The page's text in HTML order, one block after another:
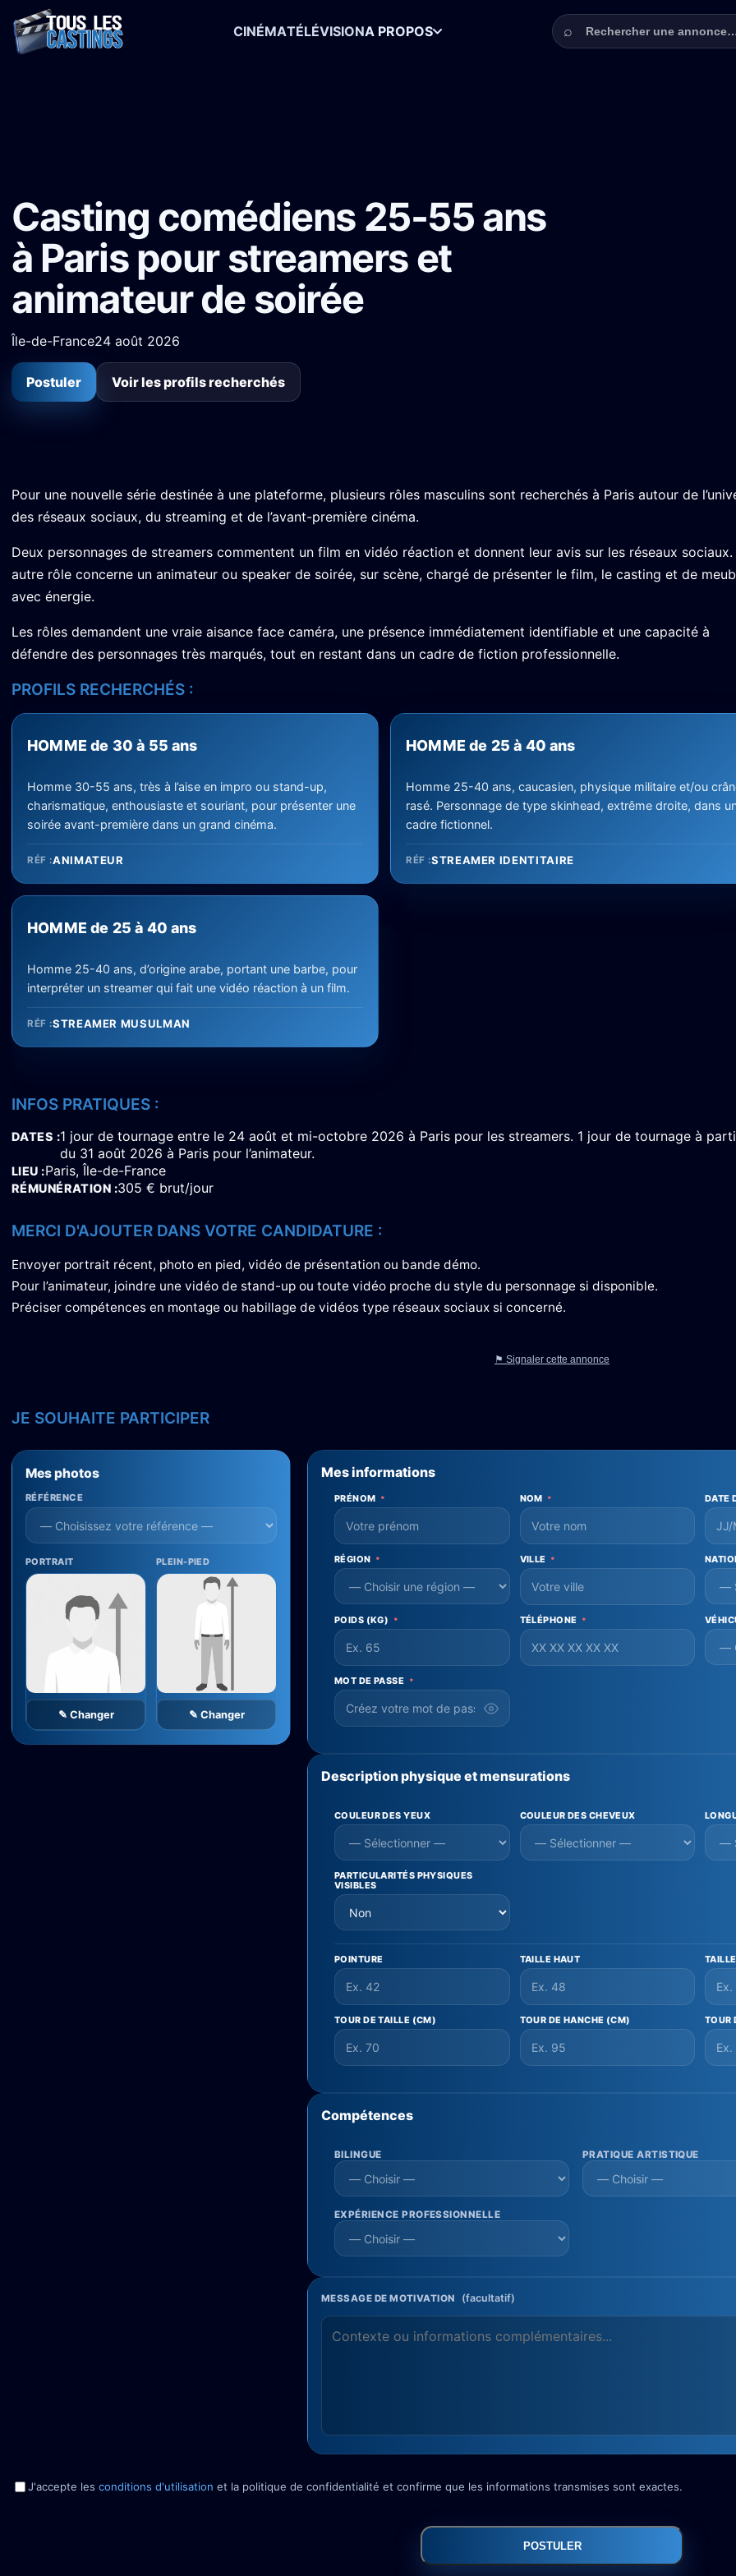
CINÉMATÉLÉVISIONA PROPOS Rechercher une annonce
⌕
Casting comédiens 25-55 ans
à Paris pour streamers et
animateur de soirée
Île-de-France24 août 2026
Postuler Voir les profils recherchés
Pour une nouvelle série destinée à une plateforme, plusieurs rôles masculins sont recherchés à Paris autour de
des réseaux sociaux, du streaming et de l’avant-première cinéma.
Deux personnages de streamers commentent un film en vidéo réaction et donnent leur avis sur les réseaux sociaux.
autre rôle concerne un animateur ou speaker de soirée, sur scène, chargé de présenter le film, le casting et de
avec énergie.
Les rôles demandent une vraie aisance face caméra, une présence immédiatement identifiable et une capacité à
défendre des personnages très marqués, tout en restant dans un cadre de fiction professionnelle.
PROFILS RECHERCHÉS :
HOMME de 30 à 55 ans
Homme 30-55 ans, très à l’aise en impro ou stand-up,
charismatique, enthousiaste et souriant, pour présenter une
soirée avant-première dans un grand cinéma.
RÉF :ANIMATEUR
HOMME de 25 à 40 ans
Homme 25-40 ans, caucasien, physique militaire et/ou
rasé. Personnage de type skinhead, extrême droite, dans
cadre fictionnel.
RÉF :STREAMER IDENTITAIRE
HOMME de 25 à 40 ans
Homme 25-40 ans, d’origine arabe, portant une barbe, pour
interpréter un streamer qui fait une vidéo réaction à un film.
RÉF :STREAMER MUSULMAN
INFOS PRATIQUES :
DATES 1 jour de tournage entre le 24 août et mi-octobre 2026 à Paris pour les streamers. 1 jour de tournage à
du 31 août 2026 à Paris pour l’animateur.
LIEU Paris, Île-de-France
RÉMUNÉRATION 305 € brut/jour
MERCI D'AJOUTER DANS VOTRE CANDIDATURE :
Envoyer portrait récent, photo en pied, vidéo de présentation ou bande démo.
Pour l’animateur, joindre une vidéo de stand-up ou toute vidéo proche du style du personnage si disponible.
Préciser compétences en montage ou habillage de vidéos type réseaux sociaux si concerné.
⚑ Signaler cette annonce
JE SOUHAITE PARTICIPER
Mes photos
RÉFÉRENCE
PORTRAIT
✎ Changer
PLEIN-PIED
✎ Changer
Mes informations
PRÉNOM * NOM * DATE
RÉGION * VILLE *
POIDS (KG) * TÉLÉPHONE *
MOT DE PASSE *
Description physique et mensurations
COULEUR DES YEUX COULEUR DES CHEVEUX
PARTICULARITÉS PHYSIQUES
VISIBLES
POINTURE TAILLE HAUT
TOUR DE TAILLE (CM) TOUR DE HANCHE (CM) TOUR
Compétences
BILINGUE PRATIQUE ARTISTIQUE
EXPÉRIENCE PROFESSIONNELLE
MESSAGE DE MOTIVATION (facultatif)
J'accepte les conditions d'utilisation et la politique de confidentialité et confirme que les informations transmises sont exactes.
POSTULER